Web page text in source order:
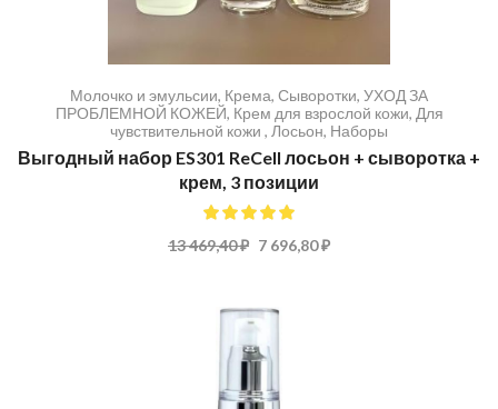
Молочко и эмульсии, Крема, Сыворотки, УХОД ЗА
ПРОБЛЕМНОЙ КОЖЕЙ, Крем для взрослой кожи, Для
чувствительной кожи , Лосьон, Наборы
Выгодный набор ES301 ReCell лосьон + сыворотка +
крем, 3 позиции
13 469,40 ₽ 7 696,80 ₽